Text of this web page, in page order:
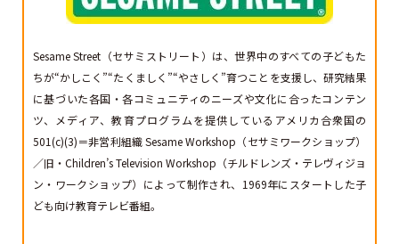
Sesame Street（セサミストリート）は、世界中のすべての子どもた
ちが“かしこく”“たくましく”“やさしく”育つことを支援し、研究結果
に基づいた各国・各コミュニティのニーズや文化に合ったコンテン
ツ、メディア、教育プログラムを提供しているアメリカ合衆国の
501(c)(3)＝非営利組織 Sesame Workshop（セサミワークショップ）
／旧・Children’s Television Workshop（チルドレンズ・テレヴィジョ
ン・ワークショップ）によって制作され、1969年にスタートした子
ども向け教育テレビ番組。